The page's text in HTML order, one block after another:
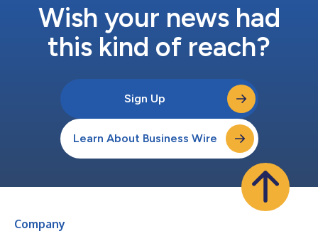
Wish your news had
this kind of reach?
Sign Up
Learn About Business Wire
Company